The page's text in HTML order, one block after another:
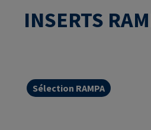
INSERTS
Sélection RAMPA